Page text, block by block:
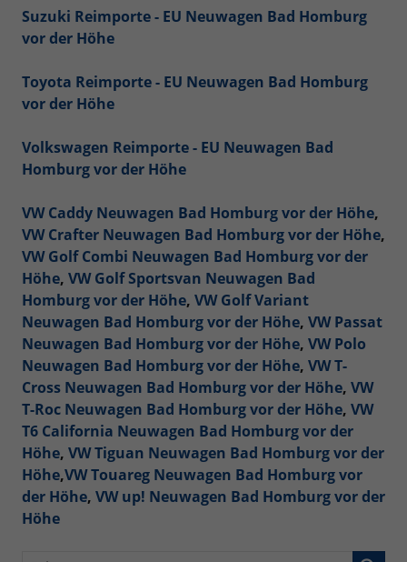
Suzuki Reimporte - EU Neuwagen Bad Homburg
vor der Höhe
Toyota Reimporte - EU Neuwagen Bad Homburg
vor der Höhe
Volkswagen Reimporte - EU Neuwagen Bad
Homburg vor der Höhe
VW Caddy Neuwagen Bad Homburg vor der Höhe,
VW Crafter Neuwagen Bad Homburg vor der Höhe,
VW Golf Combi Neuwagen Bad Homburg vor der
Höhe, VW Golf Sportsvan Neuwagen Bad
Homburg vor der Höhe, VW Golf Variant
Neuwagen Bad Homburg vor der Höhe, VW Passat
Neuwagen Bad Homburg vor der Höhe, VW Polo
Neuwagen Bad Homburg vor der Höhe, VW T-
Cross Neuwagen Bad Homburg vor der Höhe, VW
T-Roc Neuwagen Bad Homburg vor der Höhe, VW
T6 California Neuwagen Bad Homburg vor der
Höhe, VW Tiguan Neuwagen Bad Homburg vor der
Höhe,VW Touareg Neuwagen Bad Homburg vor
der Höhe, VW up! Neuwagen Bad Homburg vor der
Höhe